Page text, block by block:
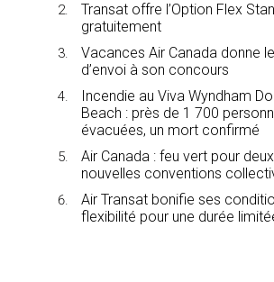
Transat offre l’Option Flex
gratuitement
Vacances Air Canada donne
d’envoi à son concours
Incendie au Viva Wyndham
Beach : près de 1 700
évacuées, un mort confirmé
Air Canada : feu vert pour deux
nouvelles conventions
Air Transat bonifie ses
flexibilité pour une durée